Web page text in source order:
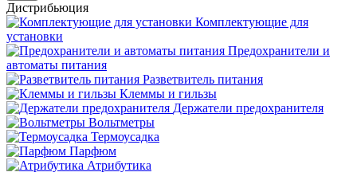
Дистрибьюция
Комплектующие для
установки
Предохранители и
автоматы питания
Разветвитель питания
Клеммы и гильзы
Держатели предохранителя
Вольтметры
Термоусадка
Парфюм
Атрибутика